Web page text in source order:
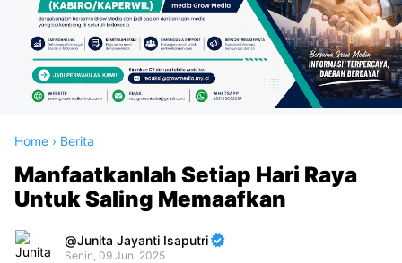
Home › Berita
Manfaatkanlah Setiap Hari Raya
Untuk Saling Memaafkan
Junita Jayanti Isaputri
Senin, 09 Juni 2025